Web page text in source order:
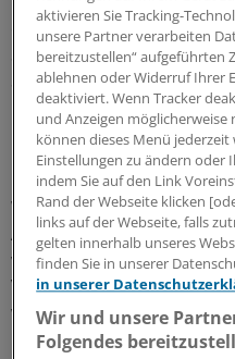
ein negativer Einfluss auf
Steigende Zinsen wären
Signal für die
Unternehmen.
Gut, wer laufende
Wer profitiert von
Anlagen, deren Zinssätze
wären im Vorteil. Nur
Verzögerung steigende
weiterreichen.
aktivieren Sie Tracking-
unsere Partner verarbeiten
bereitzustellen“ aufgeführten
ablehnen oder Widerruf Ihrer
deaktiviert. Wenn Tracker
und Anzeigen möglicherweise
können dieses Menü
Einstellungen zu ändern oder
indem Sie auf den Link
Rand der Webseite klicken
links auf der Webseite, falls
gelten innerhalb unseres
finden Sie in unserer
in unserer
Wir und unsere
Folgendes